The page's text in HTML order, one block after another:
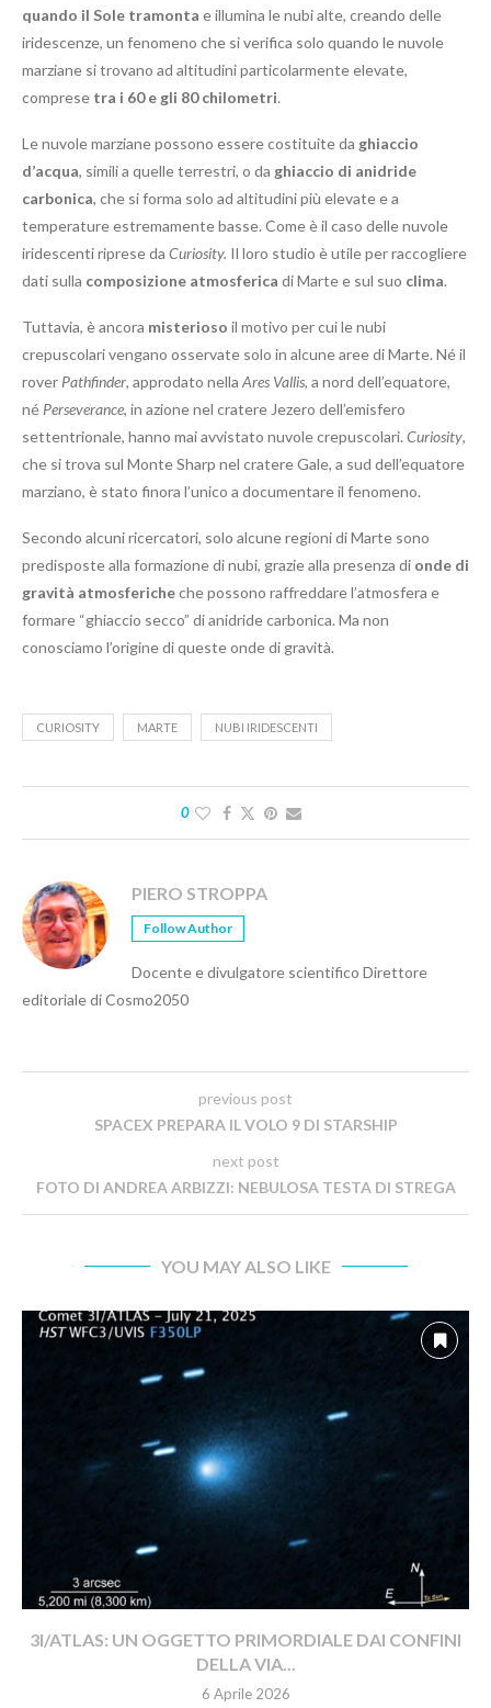
quando il Sole tramonta e illumina le nubi alte, creando delle
iridescenze, un fenomeno che si verifica solo quando le nuvole
marziane si trovano ad altitudini particolarmente elevate,
comprese tra i 60 e gli 80 chilometri.
Le nuvole marziane possono essere costituite da ghiaccio
d’acqua, simili a quelle terrestri, o da ghiaccio di anidride
carbonica, che si forma solo ad altitudini più elevate e a
temperature estremamente basse. Come è il caso delle nuvole
iridescenti riprese da Curiosity. Il loro studio è utile per raccogliere
dati sulla composizione atmosferica di Marte e sul suo clima.
Tuttavia, è ancora misterioso il motivo per cui le nubi
crepuscolari vengano osservate solo in alcune aree di Marte. Né il
rover Pathfinder, approdato nella Ares Vallis, a nord dell’equatore,
né Perseverance, in azione nel cratere Jezero dell’emisfero
settentrionale, hanno mai avvistato nuvole crepuscolari. Curiosity,
che si trova sul Monte Sharp nel cratere Gale, a sud dell’equatore
marziano, è stato finora l’unico a documentare il fenomeno.
Secondo alcuni ricercatori, solo alcune regioni di Marte sono
predisposte alla formazione di nubi, grazie alla presenza di onde di
gravità atmosfericheche possono raffreddare l’atmosfera e
formare “ghiaccio secco” di anidride carbonica. Ma non
conosciamo l’origine di queste onde di gravità.
CURIOSITY MARTE NUBI IRIDESCENTI
0
PIERO STROPPA
Follow Author
Docente e divulgatore scientifico Direttore
editoriale di Cosmo2050
previous post
SPACEX PREPARA IL VOLO 9 DI STARSHIP
next post
FOTO DI ANDREA ARBIZZI: NEBULOSA TESTA DI STREGA
YOU MAY ALSO LIKE
3I/ATLAS: UN OGGETTO PRIMORDIALE DAI CONFINI
DELLA VIA...
6 Aprile 2026